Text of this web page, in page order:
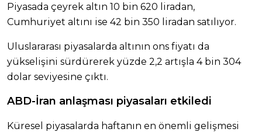
Piyasada çeyrek altın 10 bin 620 liradan,
Cumhuriyet altını ise 42 bin 350 liradan satılıyor.
Uluslararası piyasalarda altının ons fiyatı da
yükselişini sürdürerek yüzde 2,2 artışla 4 bin 304
dolar seviyesine çıktı.
ABD-İran anlaşması piyasaları etkiledi
Küresel piyasalarda haftanın en önemli gelişmesi